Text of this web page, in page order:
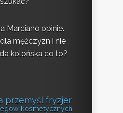
Marciano opinie.
mężczyzn i nie
kolońska co to?
przemyśl fryzjer
kosmetycznych